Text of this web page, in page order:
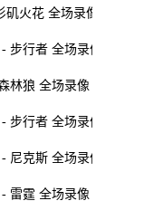
火花 全场录像
步行者 全场录像
林狼 全场录像
步行者 全场录像
尼克斯 全场录像
雷霆 全场录像